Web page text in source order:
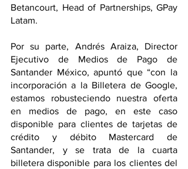
Betancourt, Head of Partnerships, GPay
Latam.
Por su parte, Andrés Araiza, Director
Ejecutivo de Medios de Pago de
Santander México, apuntó que “con la
incorporación a la Billetera de Google,
estamos robusteciendo nuestra oferta
en medios de pago, en este caso
disponible para clientes de tarjetas de
crédito y débito Mastercard de
Santander, y se trata de la cuarta
billetera disponible para los clientes del